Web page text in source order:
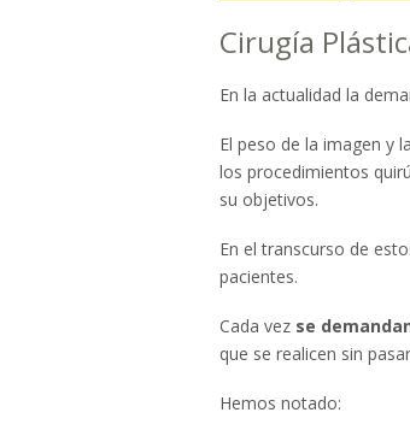
Cirugía
En la actualidad la
El peso de la imagen y
los procedimientos
su objetivos.
En el transcurso de
pacientes.
Cada vez se
que se realicen sin
Hemos notado: